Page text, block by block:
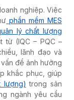
nghiệp. Việc
phần mềm MES
lý chất lượng
từ (IQC – PQC –
lãnh đạo và
đề ảnh hưởng
khắc phục, giúp
lượng) trong sản
ngành yêu cầu